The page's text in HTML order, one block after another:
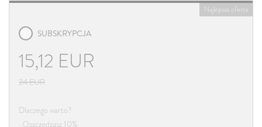
Najlepsza oferta
SUBSKRYPCJA
15,12 EUR
24EUR
Dlaczego warto?
· Oszczędzasz 10%